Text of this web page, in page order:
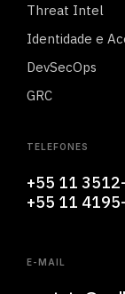
Threat Intel
Identidade e
DevSecOps
GRC
TELEFONES
+55 11
+55 11
E-MAIL